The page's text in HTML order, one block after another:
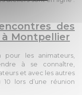
des
Montpellier
pour les animateurs,
à se connaître,
et avec les autres
lors d’une réunion